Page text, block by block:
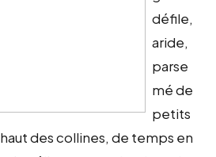
défile,
aride,
parse
mé de
petits
des collines, de temps en